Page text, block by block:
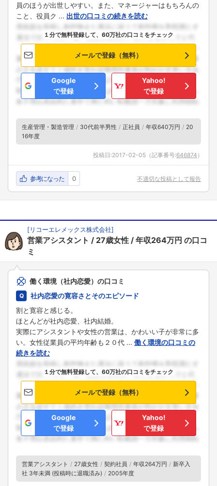
員のほうが出世しやすい。また、マネージャーはもちろんの
こと、役員ク ... 出世の口コミの続きを読む
１分で無料登録して、60万社の口コミをチェック
メールで登録（無料）
Google
で登録
Yahoo!
で登録
生産管理・製造管理 30代前半男性 正社員 年収640万円
20
16年度
投稿日:2017-02-05 （記事番号:646874 ）
参考になった 0 不適切な投稿として報告
[リコーエレメックス株式会社]
営業アシスタント 27歳女性 年収264万円 の口コ
ミ
働く環境（社内恋愛）の口コミ
社内恋愛の寛容さとそのエピソード
割と寛容と感じる。
ほとんどが社内恋愛、社内結婚。
実際にアシスタントや女性の営業は、かわいい子が非常に多
い。女性従業員の平均年齢も２０代 ... 働く環境の口コミの
続きを読む
１分で無料登録して、60万社の口コミをチェック
メールで登録（無料）
Google
で登録
Yahoo!
で登録
営業アシスタント 27歳女性 契約社員 年収264万円
新卒入
社 3年未満 (投稿時に退職済み)
2005年度